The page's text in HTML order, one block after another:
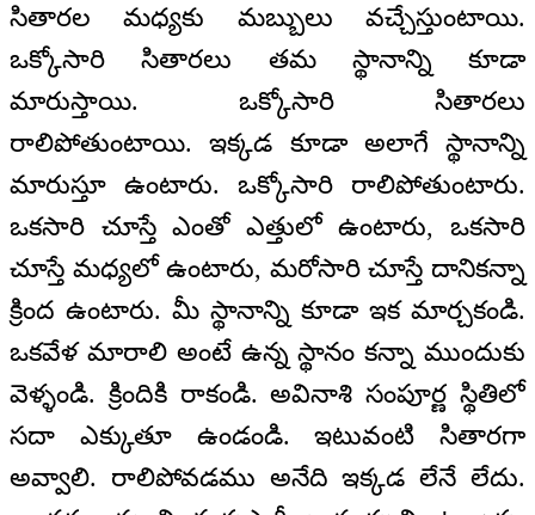
సితారల మధ్యకు మబ్బులు వచ్చేస్తుంటాయి.
ఒక్కోసారి సితారలు తమ స్థానాన్ని కూడా
మారుస్తాయి. ఒక్కోసారి సితారలు
రాలిపోతుంటాయి. ఇక్కడ కూడా అలాగే స్థానాన్ని
మారుస్తూ ఉంటారు. ఒక్కోసారి రాలిపోతుంటారు.
ఒకసారి చూస్తే ఎంతో ఎత్తులో ఉంటారు, ఒకసారి
చూస్తే మధ్యలో ఉంటారు, మరోసారి చూస్తే దానికన్నా
క్రింద ఉంటారు. మీ స్థానాన్ని కూడా ఇక మార్చకండి.
ఒకవేళ మారాలి అంటే ఉన్న స్థానం కన్నా ముందుకు
వెళ్ళండి. క్రిందికి రాకండి. అవినాశి సంపూర్ణ స్థితిలో
సదా ఎక్కుతూ ఉండండి. ఇటువంటి సితారగా
అవ్వాలి. రాలిపోవడము అనేది ఇక్కడ లేనే లేదు.